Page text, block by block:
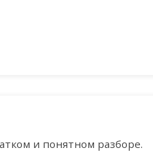
и понятном разборе.